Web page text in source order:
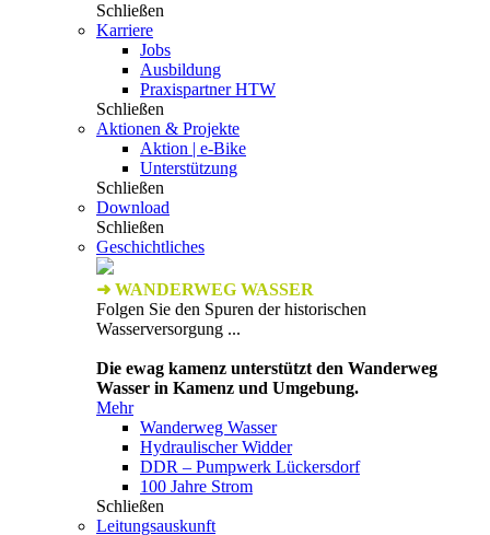
Schließen
Karriere
Jobs
Ausbildung
Praxispartner HTW
Schließen
Aktionen & Projekte
Aktion | e-Bike
Unterstützung
Schließen
Download
Schließen
Geschichtliches
➜ WANDERWEG WASSER
Folgen Sie den Spuren der historischen
Wasserversorgung ...
Die ewag kamenz unterstützt den Wanderweg
Wasser in Kamenz und Umgebung.
Mehr
Wanderweg Wasser
Hydraulischer Widder
DDR – Pumpwerk Lückersdorf
100 Jahre Strom
Schließen
Leitungsauskunft